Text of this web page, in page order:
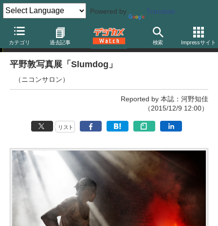
Powered by Translate
カテゴリ 過去記事 検索 Impressサイト
写真展
平野敦写真展「Slumdog」
（ニコンサロン）
Reported by 本誌：河野知佳
（2015/12/9 12:00）
リスト